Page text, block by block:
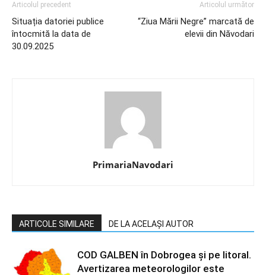
Articolul precedent
Situația datoriei publice
întocmită la data de
30.09.2025
Articolul următor
“Ziua Mării Negre” marcată de
elevii din Năvodari
PrimariaNavodari
ARTICOLE SIMILARE DE LA ACELAȘI AUTOR
COD GALBEN în Dobrogea și pe litoral.
Avertizarea meteorologilor este